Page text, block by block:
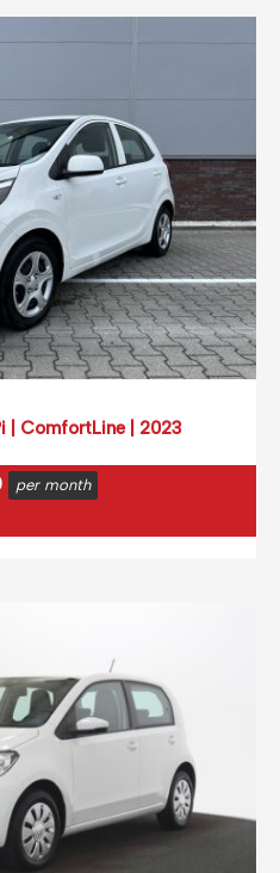
| ComfortLine | 2023
per month